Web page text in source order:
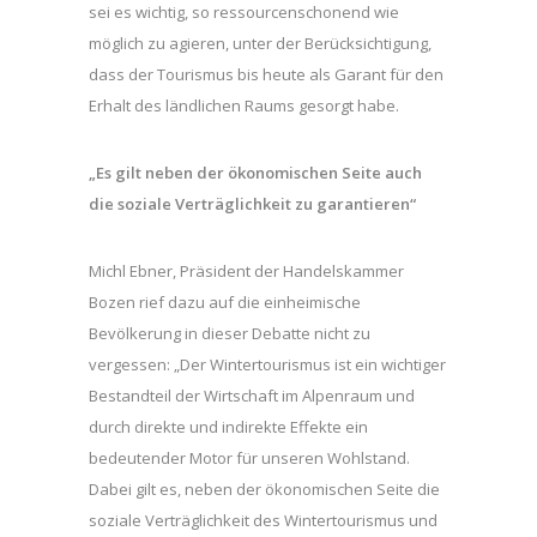
sei es wichtig, so ressourcenschonend wie
möglich zu agieren, unter der Berücksichtigung,
dass der Tourismus bis heute als Garant für den
Erhalt des ländlichen Raums gesorgt habe.
„Es gilt neben der ökonomischen Seite auch
die soziale Verträglichkeit zu garantieren“
Michl Ebner, Präsident der Handelskammer
Bozen rief dazu auf die einheimische
Bevölkerung in dieser Debatte nicht zu
vergessen: „Der Wintertourismus ist ein wichtiger
Bestandteil der Wirtschaft im Alpenraum und
durch direkte und indirekte Effekte ein
bedeutender Motor für unseren Wohlstand.
Dabei gilt es, neben der ökonomischen Seite die
soziale Verträglichkeit des Wintertourismus und